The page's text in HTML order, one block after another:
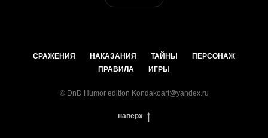
СРАЖЕНИЯ НАКАЗАНИЯ ТАЙНЫ
ПЕРСОНАЖ
ПРАВИЛА
ИГРЫ
© DnD Humor edition Kondakoart@yandex.ru
наверх